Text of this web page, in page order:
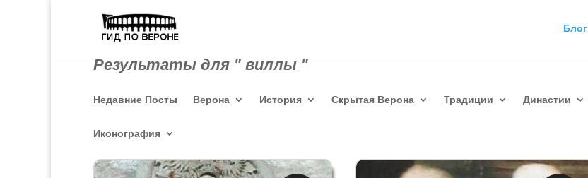
Блог
Результаты для " виллы "
Недавние Посты Верона История Скрытая Верона Традиции Династии
Иконография